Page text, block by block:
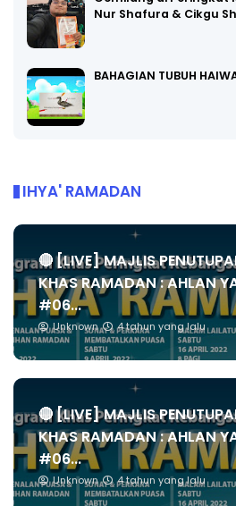
Nur Shafura & Cikgu
BAHAGIAN TUBUH
IHYA' RAMADAN
🔴 [LIVE] MAJLIS
KHAS RAMADAN : AHLAN
#06...
Unknown 4 tahun yang lalu
🔴 [LIVE] MAJLIS
KHAS RAMADAN : AHLAN
#06...
Unknown 4 tahun yang lalu